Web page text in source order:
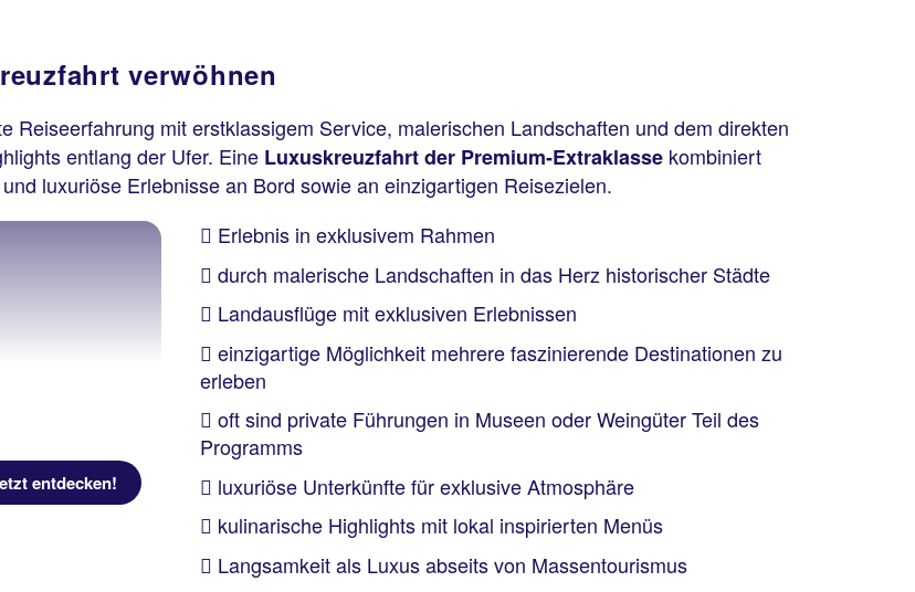
verwöhnen
Reiseerfahrung mit erstklassigem Service, malerischen Landschaften und dem direkten
entlang der Ufer. Eine Luxuskreuzfahrt der Premium-Extraklasse kombiniert
luxuriöse Erlebnisse an Bord sowie an einzigartigen Reisezielen.
entdecken!
Erlebnis in exklusivem Rahmen
durch malerische Landschaften in das Herz historischer Städte
Landausflüge mit exklusiven Erlebnissen
einzigartige Möglichkeit mehrere faszinierende Destinationen zu
erleben
oft sind private Führungen in Museen oder Weingüter Teil des
Programms
luxuriöse Unterkünfte für exklusive Atmosphäre
kulinarische Highlights mit lokal inspirierten Menüs
Langsamkeit als Luxus abseits von Massentourismus